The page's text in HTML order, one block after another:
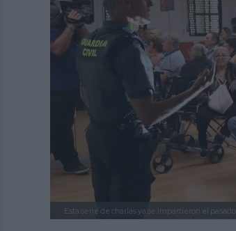
Esta serie de charlas ya se impartieron el